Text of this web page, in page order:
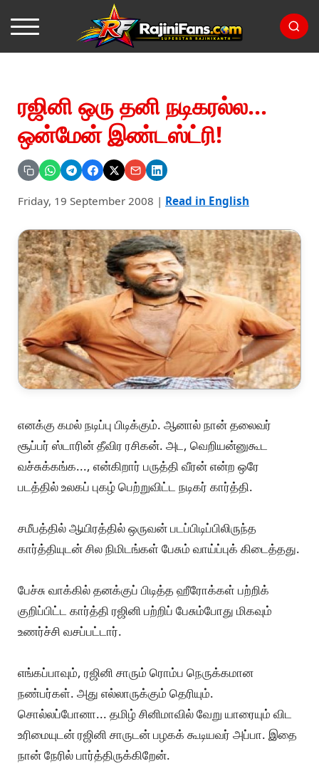
ரஜினி ஒரு தனி நடிகரல்ல...
ஒன்மேன் இண்டஸ்ட்ரி!
Friday, 19 September 2008 | Read in English
எனக்கு கமல் நடிப்பு பிடிக்கும். ஆனால் நான் தலைவர்
சூப்பர் ஸ்டாரின் தீவிர ரசிகன். அட, வெறியன்னுகூட
வச்சுக்கங்க..., என்கிறார் பருத்தி வீரன் என்ற ஒரே
படத்தில் உலகப் புகழ் பெற்றுவிட்ட நடிகர் கார்த்தி.
சமீபத்தில் ஆயிரத்தில் ஒருவன் படப்பிடிப்பிலிருந்த
கார்த்தியுடன் சில நிமிடங்கள் பேசும் வாய்ப்புக் கிடைத்தது.
பேச்சு வாக்கில் தனக்குப் பிடித்த ஹீரோக்கள் பற்றிக்
குறிப்பிட்ட கார்த்தி ரஜினி பற்றிப் பேசும்போது மிகவும்
உணர்ச்சி வசப்பட்டார்.
எங்கப்பாவும், ரஜினி சாரும் ரொம்ப நெருக்கமான
நண்பர்கள். அது எல்லாருக்கும் தெரியும்.
சொல்லப்போனா... தமிழ் சினிமாவில் வேறு யாரையும் விட
உரிமையுடன் ரஜினி சாருடன் பழகக் கூடியவர் அப்பா. இதை
நான் நேரில் பார்த்திருக்கிறேன்.